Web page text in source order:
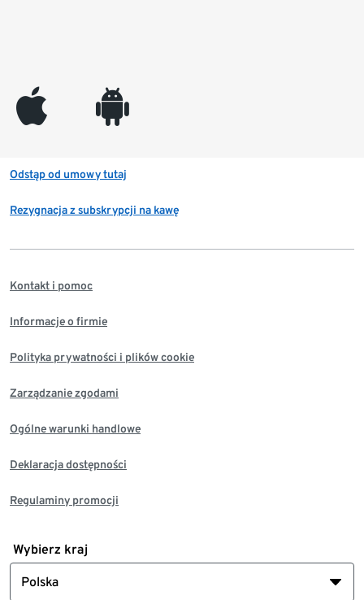
appleinc android
Odstąp od umowy tutaj
Rezygnacja z subskrypcji na kawę
Kontakt i pomoc
Informacje o firmie
Polityka prywatności i plików cookie
Zarządzanie zgodami
Ogólne warunki handlowe
Deklaracja dostępności
Regulaminy promocji
Wybierz kraj
Polska